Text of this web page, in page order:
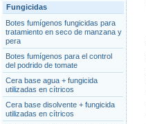
Fungicidas
Botes fumígenos fungicidas para
tratamiento en seco de manzana y
pera
Botes fumígenos para el control
del podrido de tomate
Cera base agua + fungicida
utilizadas en cítricos
Cera base disolvente + fungicida
utilizadas en cítricos